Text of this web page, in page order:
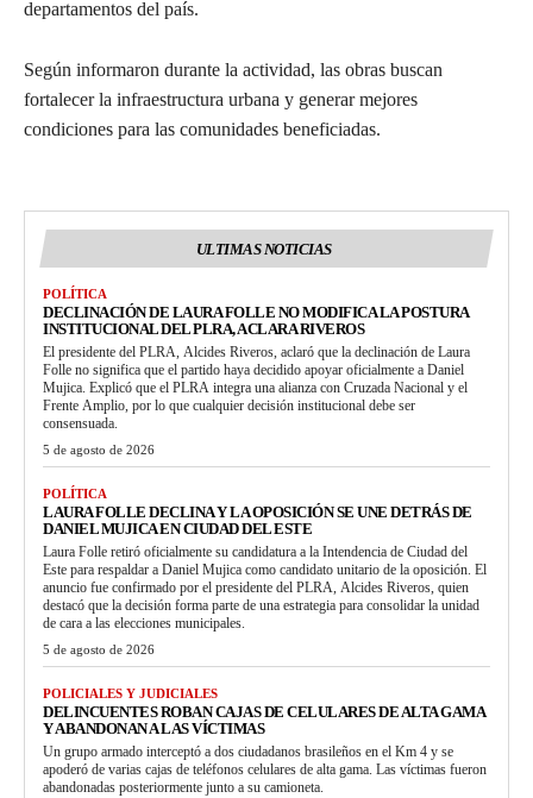
departamentos del país.
Según informaron durante la actividad, las obras buscan
fortalecer la infraestructura urbana y generar mejores
condiciones para las comunidades beneficiadas.
ULTIMAS NOTICIAS
POLÍTICA
DECLINACIÓN DE LAURA FOLLE NO MODIFICA LA POSTURA
INSTITUCIONAL DEL PLRA, ACLARA RIVEROS
El presidente del PLRA, Alcides Riveros, aclaró que la declinación de Laura
Folle no significa que el partido haya decidido apoyar oficialmente a Daniel
Mujica. Explicó que el PLRA integra una alianza con Cruzada Nacional y el
Frente Amplio, por lo que cualquier decisión institucional debe ser
consensuada.
5 de agosto de 2026
POLÍTICA
LAURA FOLLE DECLINA Y LA OPOSICIÓN SE UNE DETRÁS DE
DANIEL MUJICA EN CIUDAD DEL ESTE
Laura Folle retiró oficialmente su candidatura a la Intendencia de Ciudad del
Este para respaldar a Daniel Mujica como candidato unitario de la oposición. El
anuncio fue confirmado por el presidente del PLRA, Alcides Riveros, quien
destacó que la decisión forma parte de una estrategia para consolidar la unidad
de cara a las elecciones municipales.
5 de agosto de 2026
POLICIALES Y JUDICIALES
DELINCUENTES ROBAN CAJAS DE CELULARES DE ALTA GAMA
Y ABANDONAN A LAS VÍCTIMAS
Un grupo armado interceptó a dos ciudadanos brasileños en el Km 4 y se
apoderó de varias cajas de teléfonos celulares de alta gama. Las víctimas fueron
abandonadas posteriormente junto a su camioneta.